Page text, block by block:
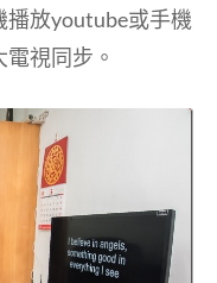
放youtube或手機
視同步。